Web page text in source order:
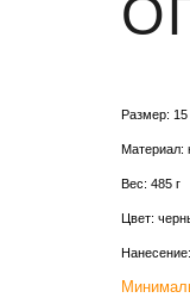
Размер:
Материал:
Вес: 485 г
Цвет: